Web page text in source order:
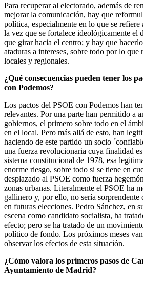
Para recuperar al electorado, además de
mejorar la comunicación, hay que
política, especialmente en lo que se
la vez que se fortalece ideológicamente el
que girar hacia el centro; y hay que
ataduras a intereses, sobre todo por lo que
locales y regionales.
¿Qué consecuencias pueden tener los
con Podemos?
Los pactos del PSOE con Podemos han
relevantes. Por una parte han permitido a
gobiernos, el primero sobre todo en el
en el local. Pero más allá de esto, han
haciendo de este partido un socio
una fuerza revolucionaria cuya finalidad
sistema constitucional de 1978, esa
enorme riesgo, sobre todo si se tiene en
desplazado al PSOE como fuerza
zonas urbanas. Literalmente el PSOE ha
gallinero y, por ello, no sería sorprendente
en futuras elecciones. Pedro Sánchez, en
escena como candidato socialista, ha
efecto; pero se ha tratado de un
político de fondo. Los próximos meses
observar los efectos de esta situación.
¿Cómo valora los primeros pasos de
Ayuntamiento de Madrid?